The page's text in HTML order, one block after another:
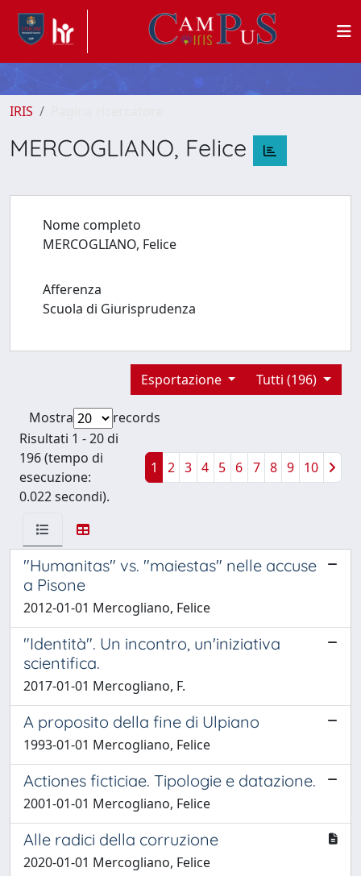
IRIS
MERCOGLIANO, Felice
Nome completo
MERCOGLIANO, Felice
Afferenza
Scuola di Giurisprudenza
Tutti (196)
Esportazione
Mostra
records
Risultati 1 - 20 di
196 (tempo di
esecuzione:
0.022 secondi).
1 2 3 4 5 6 7 8 9 10
"Humanitas" vs. "maiestas" nelle accuse
a Pisone
2012-01-01 Mercogliano, Felice
"Identità". Un incontro, un'iniziativa
scientifica.
2017-01-01 Mercogliano, F.
A proposito della fine di Ulpiano
1993-01-01 Mercogliano, Felice
Actiones ficticiae. Tipologie e datazione.
2001-01-01 Mercogliano, Felice
Alle radici della corruzione
2020-01-01 Mercogliano, Felice